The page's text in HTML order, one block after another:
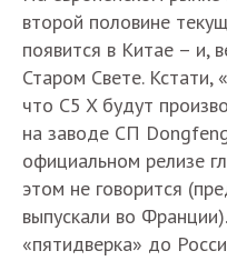
второй половине
появится в Китае – и,
Старом Свете.
что C5 X будут
на заводе СП
официальном релизе
этом не говорится
выпускали во
«пятидверка» до